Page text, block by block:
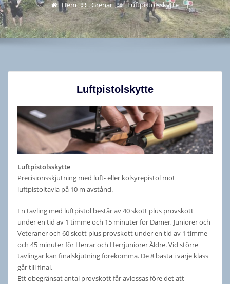
Hem Grenar Luftpistolsskytte
Luftpistolskytte
Luftpistolsskytte
Precisionsskjutning med luft- eller kolsyrepistol mot
luftpistoltavla på 10 m avstånd.
En tävling med luftpistol består av 40 skott plus provskott
under en tid av 1 timme och 15 minuter för Damer, Juniorer och
Veteraner och 60 skott plus provskott under en tid av 1 timme
och 45 minuter för Herrar och Herrjuniorer Äldre. Vid större
tävlingar kan finalskjutning förekomma. De 8 bästa i varje klass
går till final.
Ett obegränsat antal provskott får avlossas före det att